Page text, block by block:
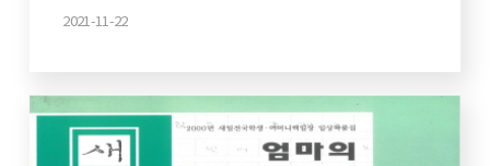
2021-11-22